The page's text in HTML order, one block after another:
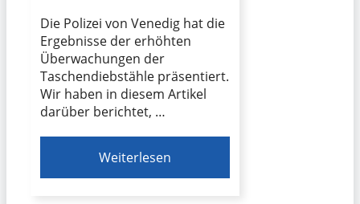
Die Polizei von Venedig hat die
Ergebnisse der erhöhten
Überwachungen der
Taschendiebstähle präsentiert.
Wir haben in diesem Artikel
darüber berichtet, …
Weiterlesen